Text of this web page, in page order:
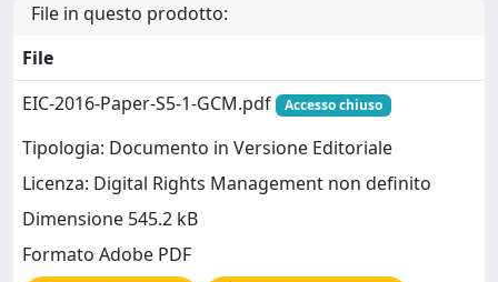
File in questo prodotto:
File
EIC-2016-Paper-S5-1-GCM.pdf
Accesso chiuso
Tipologia: Documento in Versione Editoriale
Licenza: Digital Rights Management non definito
Dimensione 545.2 kB
Formato Adobe PDF